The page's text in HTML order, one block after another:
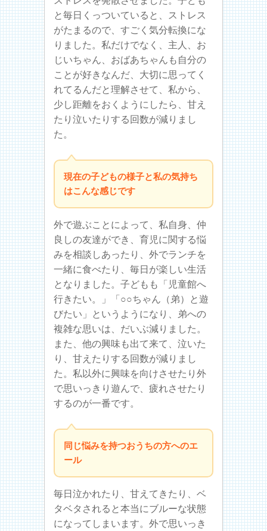
と毎日くっついていると、ストレス
がたまるので、すごく気分転換にな
りました。私だけでなく、主人、お
じいちゃん、おばあちゃんも自分の
ことが好きなんだ、大切に思ってく
れてるんだと理解させて、私から、
少し距離をおくようにしたら、甘え
たり泣いたりする回数が減りまし
た。
現在の子どもの様子と私の気持ち
はこんな感じです
外で遊ぶことによって、私自身、仲
良しの友達ができ、育児に関する悩
みを相談しあったり、外でランチを
一緒に食べたり、毎日が楽しい生活
となりました。子どもも「児童館へ
行きたい。」「○○ちゃん（弟）と遊
びたい」というようになり、弟への
複雑な思いは、だいぶ減りました。
また、他の興味も出て来て、泣いた
り、甘えたりする回数が減りまし
た。私以外に興味を向けさせたり外
で思いっきり遊んで、疲れさせたり
するのが一番です。
同じ悩みを持つおうちの方へのエ
ール
毎日泣かれたり、甘えてきたり、ベ
タベタされると本当にブルーな状態
になってしまいます。外で思いっき